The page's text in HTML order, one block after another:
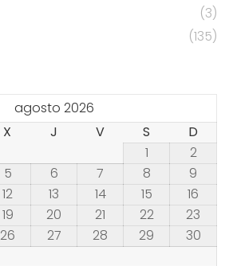
(3)
(135)
agosto 2026
X J V S
D
1
2
5 6 7 8
9
12 13 14 15
16
19 20 21 22
23
26 27 28 29
30